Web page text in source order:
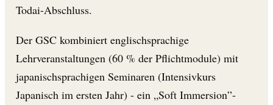
Todai-Abschluss.
Der GSC kombiniert englischsprachige
Lehrveranstaltungen (60 % der Pflichtmodule) mit
japanischsprachigen Seminaren (Intensivkurs
Japanisch im ersten Jahr) - ein „Soft Immersion”-